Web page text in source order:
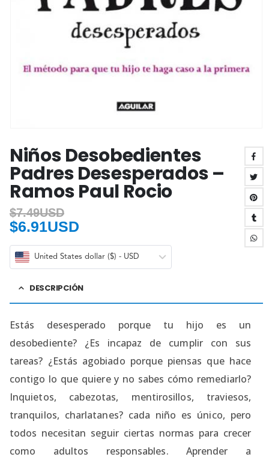
Niños Desobedientes
Padres Desesperados –
Ramos Paul Rocio
$7.49USD
$6.91USD
United States dollar ($) - USD
DESCRIPCIÓN
Estás desesperado porque tu hijo es un
desobediente? ¿Es incapaz de cumplir con sus
tareas? ¿Estás agobiado porque piensas que hace
contigo lo que quiere y no sabes cómo remediarlo?
Inquietos, cabezotas, mentirosillos, traviesos,
tranquilos, charlatanes? cada niño es único, pero
todos necesitan seguir ciertas normas para crecer
como adultos responsables. Aprender a